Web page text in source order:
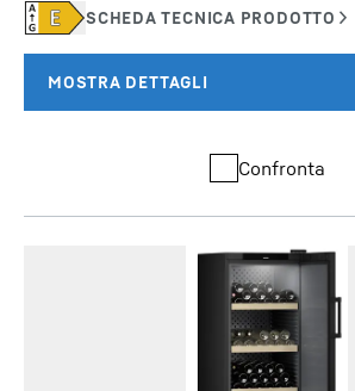
Confronta